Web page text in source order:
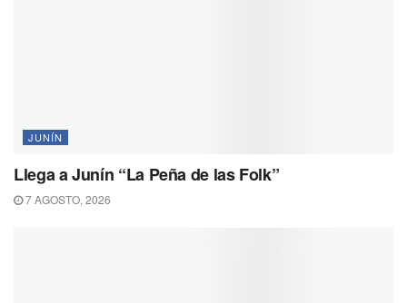
JUNÍN
Llega a Junín “La Peña de las Folk”
7 AGOSTO, 2026